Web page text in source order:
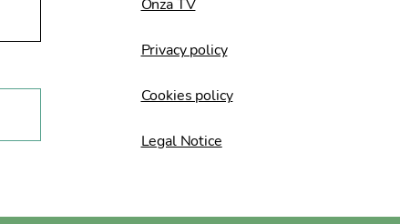
Onza TV
Privacy policy
Cookies policy
Legal Notice